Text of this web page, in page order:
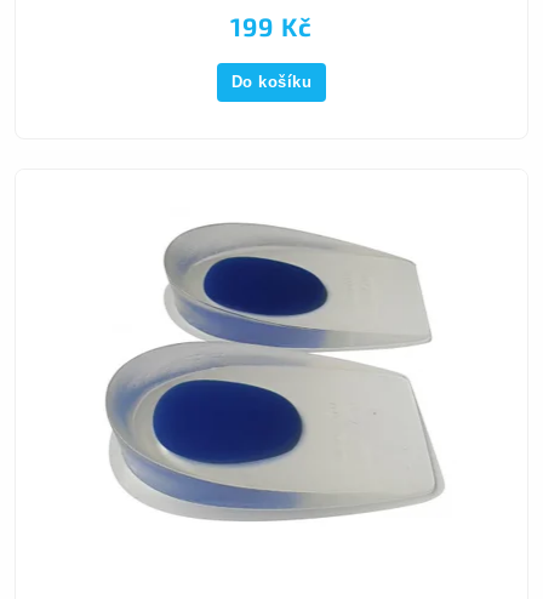
199 Kč
Do košíku